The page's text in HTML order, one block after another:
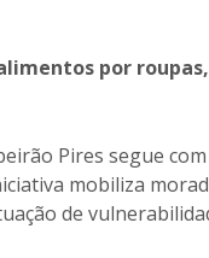
por
Pires segue
mobiliza
de